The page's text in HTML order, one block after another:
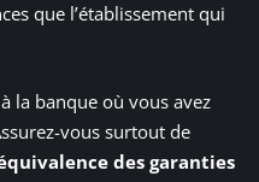
que l’établissement qui
la banque où vous avez
vous surtout de
des garanties